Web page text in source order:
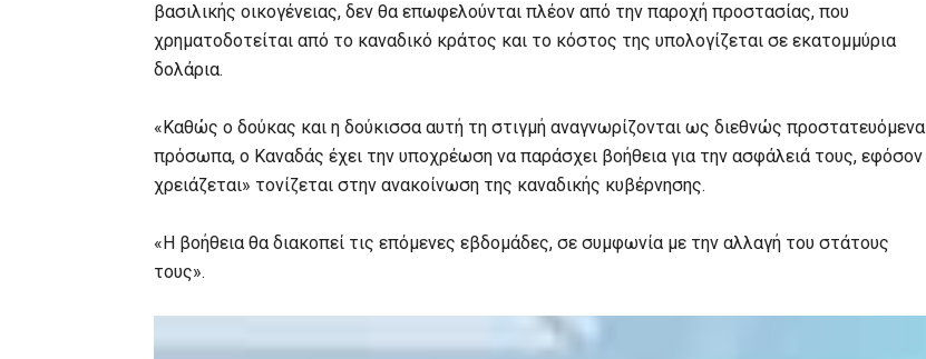
βασιλικής οικογένειας, δεν θα επωφελούνται πλέον από την παροχή προστασίας, που
χρηματοδοτείται από το καναδικό κράτος και το κόστος της υπολογίζεται σε εκατομμύρια
δολάρια.
«Καθώς ο δούκας και η δούκισσα αυτή τη στιγμή αναγνωρίζονται ως διεθνώς προστατευόμενα
πρόσωπα, ο Καναδάς έχει την υποχρέωση να παράσχει βοήθεια για την ασφάλειά τους, εφόσον
χρειάζεται» τονίζεται στην ανακοίνωση της καναδικής κυβέρνησης.
«Η βοήθεια θα διακοπεί τις επόμενες εβδομάδες, σε συμφωνία με την αλλαγή του στάτους
τους».